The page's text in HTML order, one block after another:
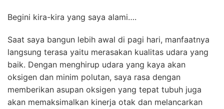
Begini kira-kira yang saya alami….
Saat saya bangun lebih awal di pagi hari, manfaatnya
langsung terasa yaitu merasakan kualitas udara yang
baik. Dengan menghirup udara yang kaya akan
oksigen dan minim polutan, saya rasa dengan
memberikan asupan oksigen yang tepat tubuh juga
akan memaksimalkan kinerja otak dan melancarkan